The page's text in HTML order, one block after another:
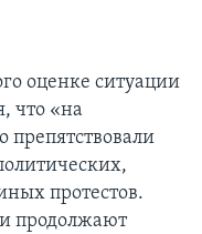
оценке ситуации
что «на
препятствовали
протестов.
продолжают